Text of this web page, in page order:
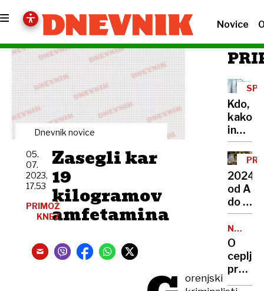
Novice
Dnevnik novice
Zasegli kar
19
kilogramov
amfetamina
05.
07.
2023,
17.53
PRIMOŽ
KNEZ
orenjski
Kdo,
kako
in
zakaj
lahko
ugovor
vesti
2024
od A
do Ž
v
Od
selitve
arhiva
O
proti